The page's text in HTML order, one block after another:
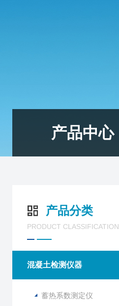
产品中心
产品分类
PRODUCT CLASSIFICATION
混凝土检测仪器
蓄热系数测定仪